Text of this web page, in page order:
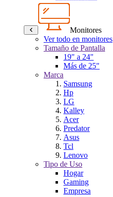
Monitores
Ver todo en monitores
Tamaño de Pantalla
19" a 24"
Más de 25"
Marca
Samsung
Hp
LG
Kalley
Acer
Predator
Asus
Tcl
Lenovo
Tipo de Uso
Hogar
Gaming
Empresa